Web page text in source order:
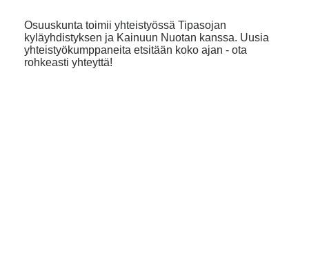
Osuuskunta toimii yhteistyössä Tipasojan
kyläyhdistyksen ja Kainuun Nuotan kanssa. Uusia
yhteistyökumppaneita etsitään koko ajan - ota
rohkeasti yhteyttä!